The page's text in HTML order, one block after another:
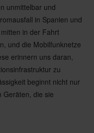
unmittelbar und
in Spanien und
in der Fahrt
und die Mobilfunknetze
erinnern uns daran,
zu
beginnt nicht nur
Geräten, die sie